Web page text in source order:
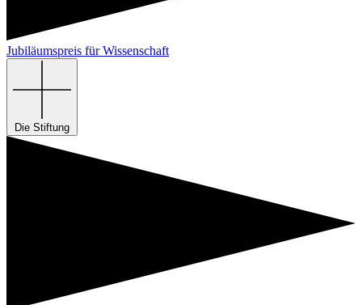
Jubiläumspreis für Wissenschaft
Die Stiftung